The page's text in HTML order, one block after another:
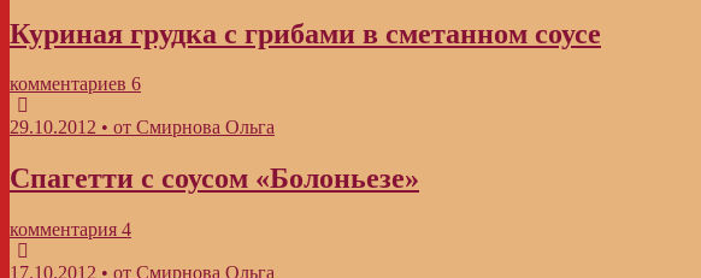
Куриная грудка с грибами в сметанном соусе
комментариев 6
29.10.2012 • от Смирнова Ольга
Спагетти с соусом «Болоньезе»
комментария 4
17.10.2012 • от Смирнова Ольга